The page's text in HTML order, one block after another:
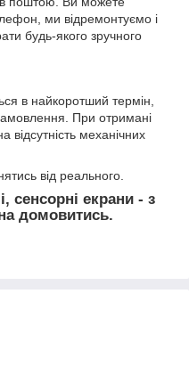
ми відремонтуємо і
будь-якого зручного
в найкоротший термін,
При отримані
відсутність механічних
від реального.
сенсорні екрани - з
домовитись.